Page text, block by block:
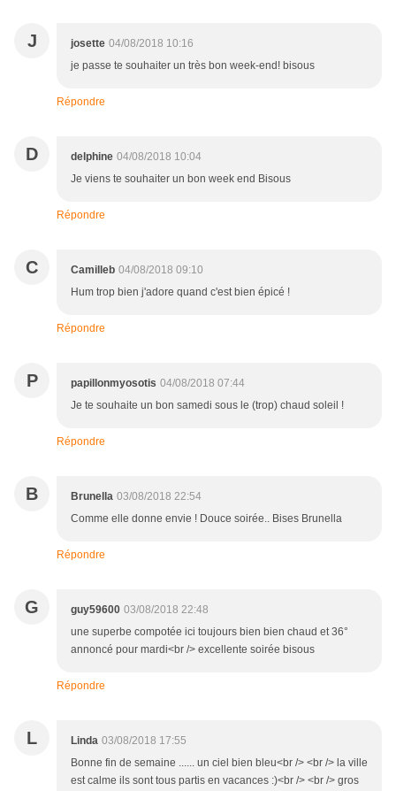
J josette 04/08/2018 10:16
je passe te souhaiter un très bon week-end! bisous
Répondre
D delphine 04/08/2018 10:04
Je viens te souhaiter un bon week end Bisous
Répondre
C Camilleb 04/08/2018 09:10
Hum trop bien j'adore quand c'est bien épicé !
Répondre
P papillonmyosotis 04/08/2018 07:44
Je te souhaite un bon samedi sous le (trop) chaud soleil !
Répondre
B Brunella 03/08/2018 22:54
Comme elle donne envie ! Douce soirée.. Bises Brunella
Répondre
G guy59600 03/08/2018 22:48
une superbe compotée ici toujours bien bien chaud et 36°
annoncé pour mardi<br /> excellente soirée bisous
Répondre
L Linda 03/08/2018 17:55
Bonne fin de semaine ...... un ciel bien bleu<br /> <br /> la ville
est calme ils sont tous partis en vacances :)<br /> <br /> gros